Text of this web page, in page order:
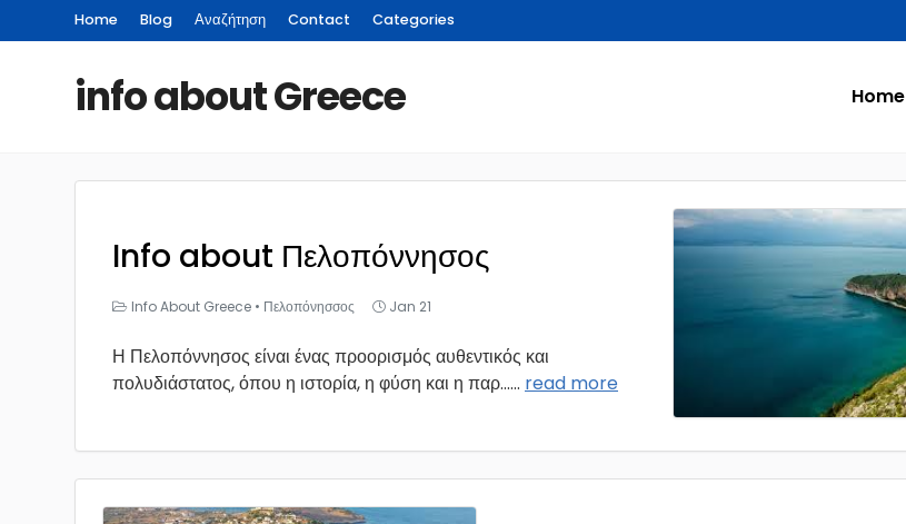
Home Blog Αναζήτηση Contact Categories
info about Greece Home
Info about Πελοπόννησος
Info About Greece • Πελοπόνησσος Jan 21
Η Πελοπόννησος είναι ένας προορισμός αυθεντικός και
πολυδιάστατος, όπου η ιστορία, η φύση και η παρ...... read more